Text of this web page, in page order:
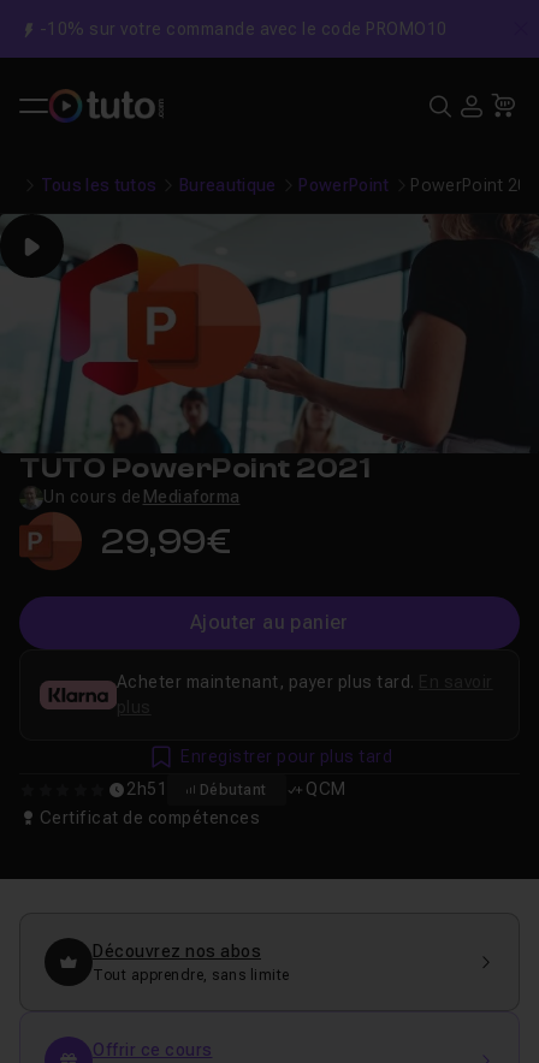
-10% sur votre commande avec le code PROMO10
Tous les tutos Bureautique PowerPoint PowerPoint
Play
TUTO PowerPoint 2021
Un cours de Mediaforma
29,99€
Ajouter au panier
2h51 Débutant
QCM
Certificat de compétences
Acheter maintenant, payer plus tard.
plus
Enregistrer pour plus tard
Découvrez nos abos
Tout apprendre, sans limite
Offrir ce cours